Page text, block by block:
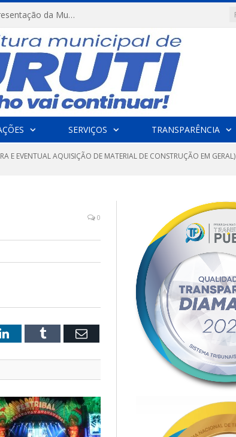
FESTRIBAL 2026 – No Coração da Amazônia. Apresentação da Munduruku.
SERVIÇOS TRANSPARÊNCIA
E EVENTUAL AQUISIÇÃO DE MATERIAL DE CONSTRUÇÃO EM GERAL)
0
LinkedInTumblr Email